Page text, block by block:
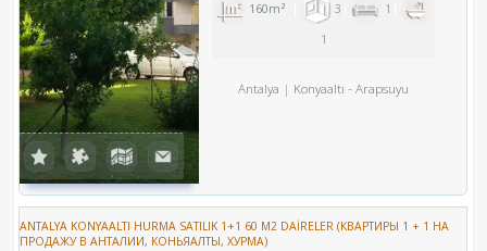
160m² 3 1
1
Antalya Konyaaltı -Arapsuyu
ANTALYA KONYAALTI HURMA SATILIK 1+1 60 M2 DAİRELER (КВАРТИРЫ 1 + 1 НА
ПРОДАЖУ В АНТАЛИИ, КОНЬЯАЛТЫ, ХУРМА)